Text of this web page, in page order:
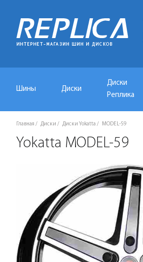
Шины Диски
Диски
Реплика
Главная Диски Диски Yokatta MODEL-59
Yokatta MODEL-59